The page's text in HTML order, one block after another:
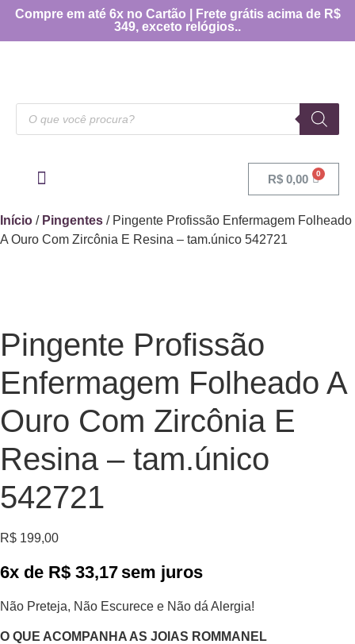
Compre em até 6x no Cartão | Frete grátis acima de R$
349, exceto relógios..
R$ 0,00
Início / Pingentes / Pingente Profissão Enfermagem Folheado
A Ouro Com Zircônia E Resina – tam.único 542721
Pingente Profissão
Enfermagem Folheado A
Ouro Com Zircônia E
Resina – tam.único
542721
R$ 199,00
6x de R$ 33,17 sem juros
Não Preteja, Não Escurece e Não dá Alergia!
O QUE ACOMPANHA AS JOIAS ROMMANEL